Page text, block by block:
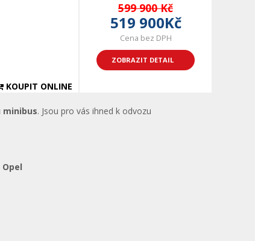
KOUPIT ONLINE
599 900 Kč
519 900Kč
Cena bez DPH
ZOBRAZIT DETAIL
minibus. Jsou pro vás ihned k odvozu
Opel